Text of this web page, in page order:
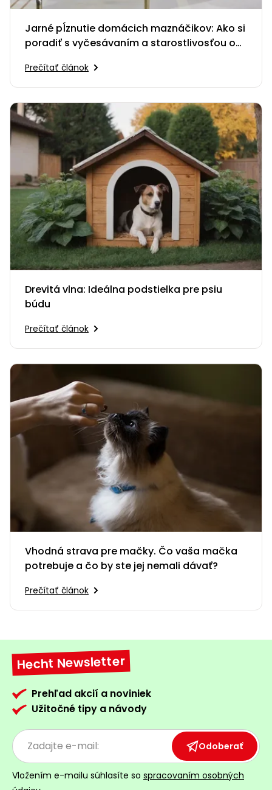
Jarné pĺznutie domácich maznáčikov: Ako si
poradiť s vyčesávaním a starostlivosťou o
Prečítať článok
Drevitá vlna: Ideálna podstielka pre psiu
búdu
Prečítať článok
Vhodná strava pre mačky. Čo vaša mačka
potrebuje a čo by ste jej nemali dávať?
Prečítať článok
Hecht Newsletter
Prehľad akcií a noviniek
Užitočné tipy a návody
Odoberať
Vložením e-mailu súhlasíte so spracovaním osobných